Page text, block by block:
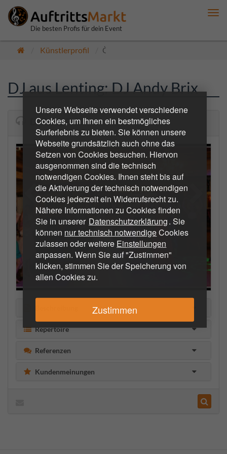
Unsere Webseite verwendet verschiedene
Cookies, um Ihnen ein bestmögliches
Surferlebnis zu bieten. Sie können unsere
Webseite grundsätzlich auch ohne das
Setzen von Cookies besuchen. Hiervon
ausgenommen sind die technisch
notwendigen Cookies. Ihnen steht bis auf
die Aktivierung der technisch notwendigen
Cookies jederzeit ein Widerrufsrecht zu.
Nähere Informationen zu Cookies finden
Sie in unserer Datenschutzerklärung. Sie
können nur technisch notwendigeCookies
zulassen oder weitere Einstellungen
anpassen. Wenn Sie auf "Zustimmen"
klicken, stimmen Sie der Speicherung von
allen Cookies zu.
Zustimmen
Die besten Profis für dein Event
Künstlerprofil Öffentlich
DJ aus Lenting: DJ Andy Brix
DJ Andy Brix
Repertoire
Referenzen
Kundenmeinungen